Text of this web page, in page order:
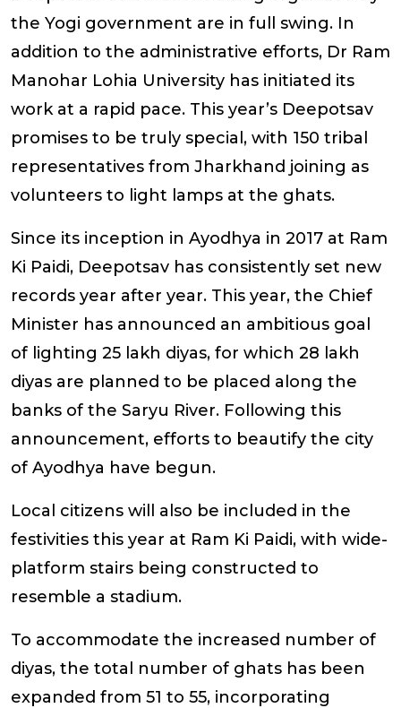
the Yogi government are in full swing. In
addition to the administrative efforts, Dr Ram
Manohar Lohia University has initiated its
work at a rapid pace. This year’s Deepotsav
promises to be truly special, with 150 tribal
representatives from Jharkhand joining as
volunteers to light lamps at the ghats.
Since its inception in Ayodhya in 2017 at Ram
Ki Paidi, Deepotsav has consistently set new
records year after year. This year, the Chief
Minister has announced an ambitious goal
of lighting 25 lakh diyas, for which 28 lakh
diyas are planned to be placed along the
banks of the Saryu River. Following this
announcement, efforts to beautify the city
of Ayodhya have begun.
Local citizens will also be included in the
festivities this year at Ram Ki Paidi, with wide-
platform stairs being constructed to
resemble a stadium.
To accommodate the increased number of
diyas, the total number of ghats has been
expanded from 51 to 55, incorporating